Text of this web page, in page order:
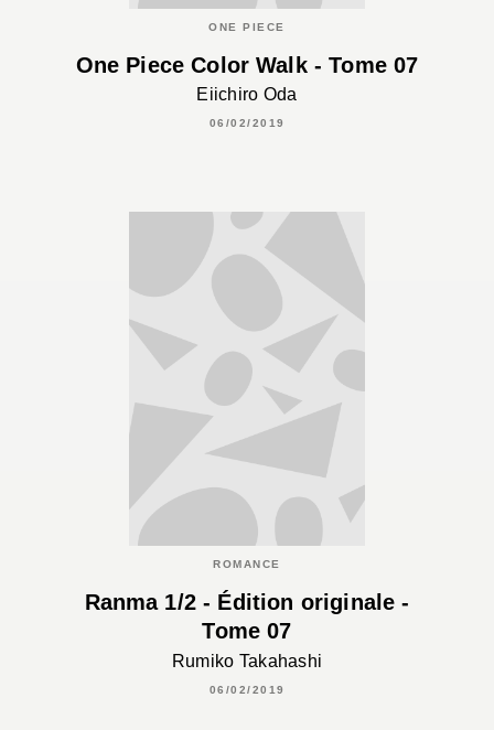
ONE PIECE
One Piece Color Walk - Tome 07
Eiichiro Oda
06/02/2019
ROMANCE
Ranma 1/2 - Édition originale -
Tome 07
Rumiko Takahashi
06/02/2019